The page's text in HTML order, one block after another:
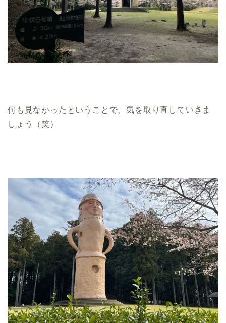
何も見なかったということで、気を取り直していきま
しょう（笑）